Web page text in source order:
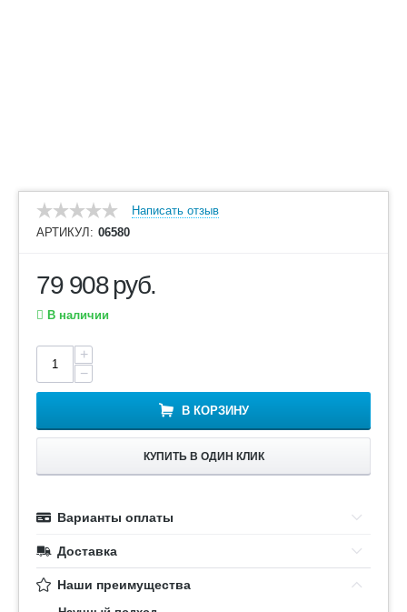
Написать отзыв
АРТИКУЛ: 06580
79 908руб.
В наличии
+
−
В КОРЗИНУ
КУПИТЬ В ОДИН КЛИК
Варианты оплаты
Доставка
Наши преимущества